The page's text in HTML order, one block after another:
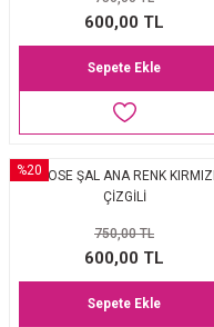
EŞARP 2025-2026 SONBAHAR KIŞ
EŞARP
İpek Koton Şal
600,00 TL
Sepete Ekle
%20EKOSE ŞAL ANA RENK KIRMIZI
ÇİZGİLİ
750,00 TL
600,00 TL
Sepete Ekle